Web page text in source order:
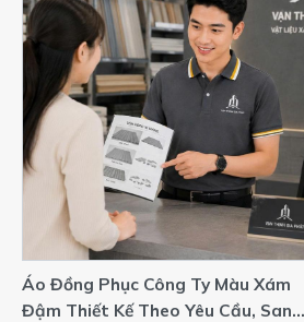
Áo Đồng Phục Công Ty Màu Xám
Đậm Thiết Kế Theo Yêu Cầu, Sang